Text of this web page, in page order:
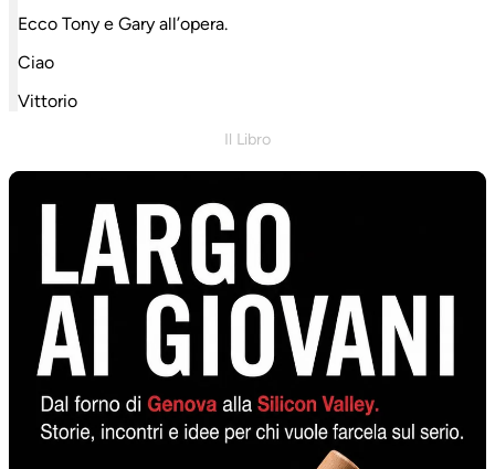
Ecco Tony e Gary all’opera.
Ciao
Vittorio
Il Libro